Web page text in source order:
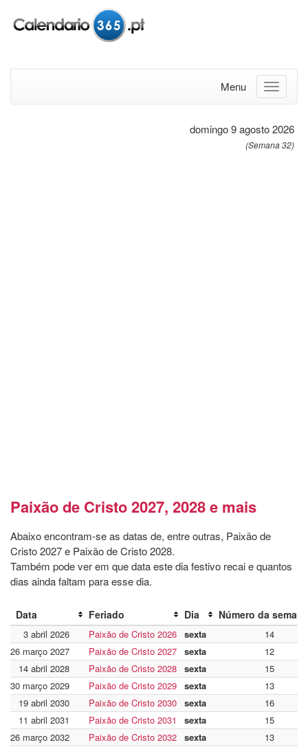
Menu
domingo 9 agosto 2026
(Semana 32)
Paixão de Cristo 2027, 2028 e mais
Abaixo encontram-se as datas de, entre outras, Paixão de
Cristo 2027 e Paixão de Cristo 2028.
Também pode ver em que data este dia festivo recai e quantos
dias ainda faltam para esse dia.
Data Feriado Dia Número da semana
3 abril 2026 Paixão de Cristo 2026 sexta
14
26 março 2027
Paixão de Cristo 2027 sexta
12
14 abril 2028
Paixão de Cristo 2028 sexta
15
30 março 2029
Paixão de Cristo 2029 sexta
13
19 abril 2030
Paixão de Cristo 2030 sexta
16
11 abril 2031
Paixão de Cristo 2031 sexta
15
26 março 2032
Paixão de Cristo 2032 sexta
13